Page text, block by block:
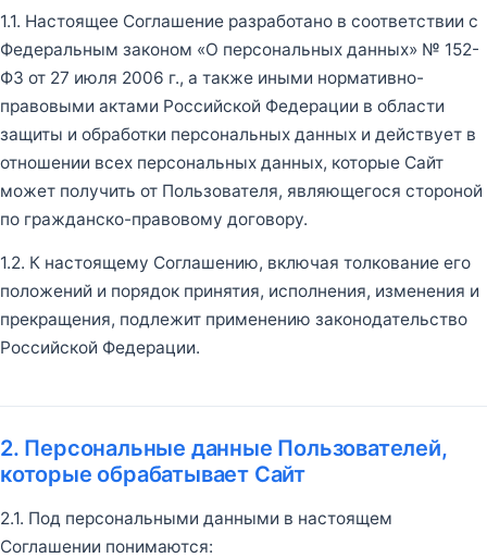
1.1. Настоящее Соглашение разработано в соответствии с
Федеральным законом «О персональных данных» № 152-
ФЗ от 27 июля 2006 г., а также иными нормативно-
правовыми актами Российской Федерации в области
защиты и обработки персональных данных и действует в
отношении всех персональных данных, которые Сайт
может получить от Пользователя, являющегося стороной
по гражданско-правовому договору.
1.2. К настоящему Соглашению, включая толкование его
положений и порядок принятия, исполнения, изменения и
прекращения, подлежит применению законодательство
Российской Федерации.
2. Персональные данные Пользователей,
которые обрабатывает Сайт
2.1. Под персональными данными в настоящем
Соглашении понимаются: